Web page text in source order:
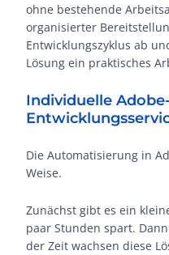
ohne bestehende
organisierter
Entwicklungszyklus ab
Lösung ein praktisches
Individuelle
Die Automatisierung in
Weise.
Zunächst gibt es ein
paar Stunden spart.
der Zeit wachsen diese